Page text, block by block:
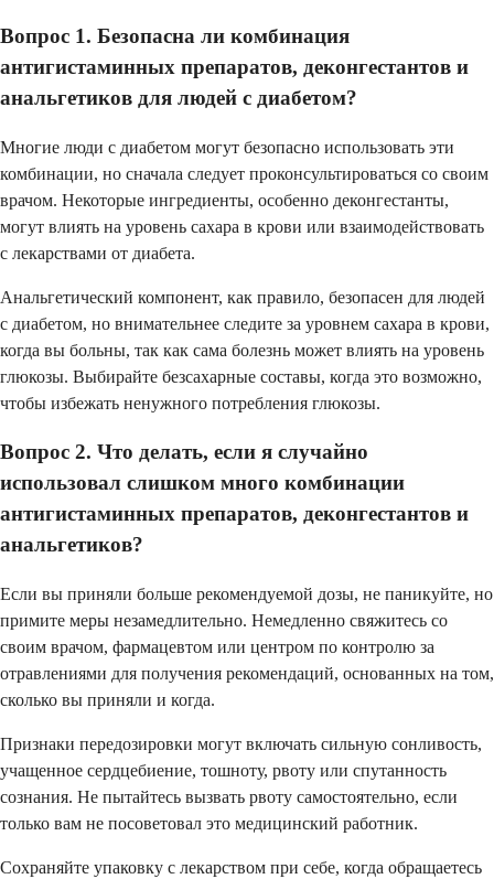
Вопрос 1. Безопасна ли комбинация
антигистаминных препаратов, деконгестантов и
анальгетиков для людей с диабетом?
Многие люди с диабетом могут безопасно использовать эти
комбинации, но сначала следует проконсультироваться со своим
врачом. Некоторые ингредиенты, особенно деконгестанты,
могут влиять на уровень сахара в крови или взаимодействовать
с лекарствами от диабета.
Анальгетический компонент, как правило, безопасен для людей
с диабетом, но внимательнее следите за уровнем сахара в крови,
когда вы больны, так как сама болезнь может влиять на уровень
глюкозы. Выбирайте безсахарные составы, когда это возможно,
чтобы избежать ненужного потребления глюкозы.
Вопрос 2. Что делать, если я случайно
использовал слишком много комбинации
антигистаминных препаратов, деконгестантов и
анальгетиков?
Если вы приняли больше рекомендуемой дозы, не паникуйте, но
примите меры незамедлительно. Немедленно свяжитесь со
своим врачом, фармацевтом или центром по контролю за
отравлениями для получения рекомендаций, основанных на том,
сколько вы приняли и когда.
Признаки передозировки могут включать сильную сонливость,
учащенное сердцебиение, тошноту, рвоту или спутанность
сознания. Не пытайтесь вызвать рвоту самостоятельно, если
только вам не посоветовал это медицинский работник.
Сохраняйте упаковку с лекарством при себе, когда обращаетесь